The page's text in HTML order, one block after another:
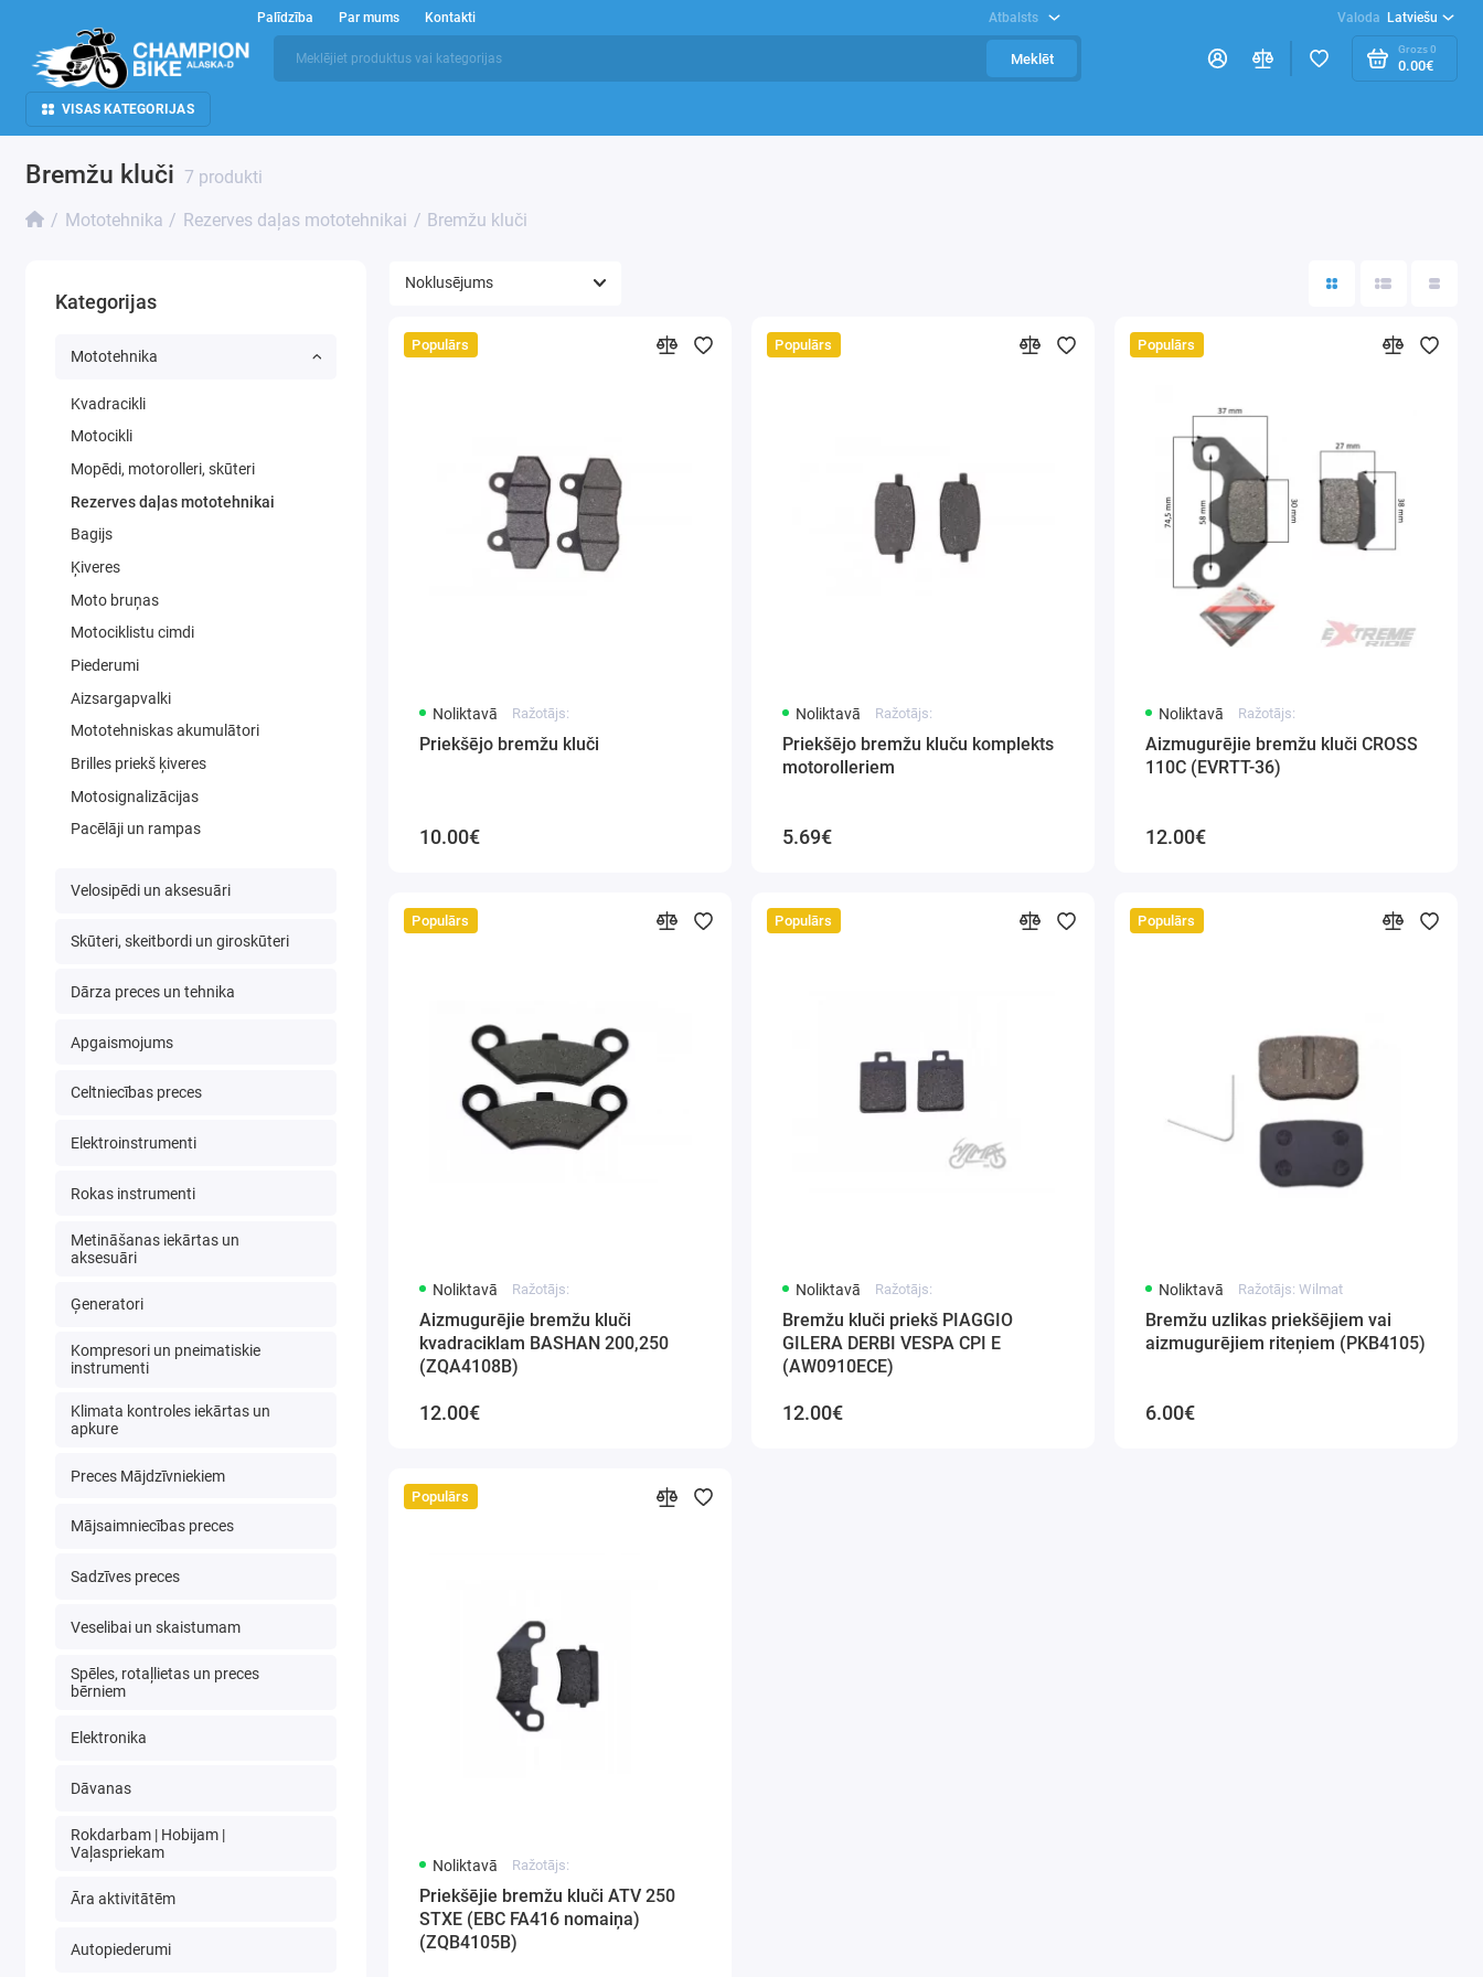
Palīdzība Par mums Kontakti Atbalsts Valoda Latviešu
Meklēt
Grozs0
0.00€
VISAS KATEGORIJAS
Bremžu kluči 7 produkti
Mototehnika Rezerves daļas mototehnikai Bremžu kluči
Kategorijas
Mototehnika
Kvadracikli
Motocikli
Mopēdi, motorolleri, skūteri
Rezerves daļas mototehnikai
Bagijs
Ķiveres
Moto bruņas
Motociklistu cimdi
Piederumi
Aizsargapvalki
Mototehniskas akumulātori
Brilles priekš ķiveres
Motosignalizācijas
Pacēlāji un rampas
Velosipēdi un aksesuāri
Skūteri, skeitbordi un giroskūteri
Dārza preces un tehnika
Apgaismojums
Celtniecības preces
Elektroinstrumenti
Rokas instrumenti
Metināšanas iekārtas un
aksesuāri
Ģeneratori
Kompresori un pneimatiskie
instrumenti
Klimata kontroles iekārtas un
apkure
Preces Mājdzīvniekiem
Mājsaimniecības preces
Sadzīves preces
Veselibai un skaistumam
Spēles, rotaļlietas un preces
bērniem
Elektronika
Dāvanas
Rokdarbam | Hobijam |
Vaļaspriekam
Āra aktivitātēm
Autopiederumi
Populārs
Noliktavā Ražotājs:
Priekšējo bremžu kluči
10.00€
Populārs
Noliktavā Ražotājs:
Priekšējo bremžu kluču komplekts
motorolleriem
5.69€
Populārs
Noliktavā Ražotājs:
Aizmugurējie bremžu kluči CROSS
110C (EVRTT-36)
12.00€
Populārs
Noliktavā Ražotājs:
Aizmugurējie bremžu kluči
kvadraciklam BASHAN 200,250
(ZQA4108B)
12.00€
Populārs
Noliktavā Ražotājs:
Bremžu kluči priekš PIAGGIO
GILERA DERBI VESPA CPI E
(AW0910ECE)
12.00€
Populārs
Noliktavā Ražotājs: Wilmat
Bremžu uzlikas priekšējiem vai
aizmugurējiem riteņiem (PKB4105)
6.00€
Populārs
Noliktavā Ražotājs:
Priekšējie bremžu kluči ATV 250
STXE (EBC FA416 nomaiņa)
(ZQB4105B)